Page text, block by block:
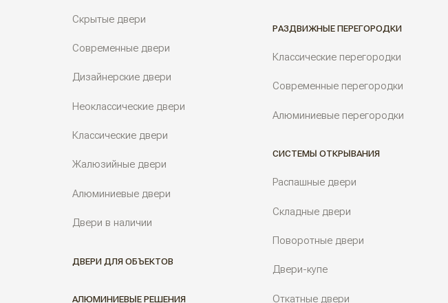
Скрытые двери
Современные двери
Дизайнерские двери
Неоклассические двери
Классические двери
Жалюзийные двери
Алюминиевые двери
Двери в наличии
ДВЕРИ ДЛЯ ОБЪЕКТОВ
АЛЮМИНИЕВЫЕ РЕШЕНИЯ
РАЗДВИЖНЫЕ ПЕРЕГОРОДКИ
Классические перегородки
Современные перегородки
Алюминиевые перегородки
СИСТЕМЫ ОТКРЫВАНИЯ
Распашные двери
Складные двери
Поворотные двери
Двери-купе
Откатные двери